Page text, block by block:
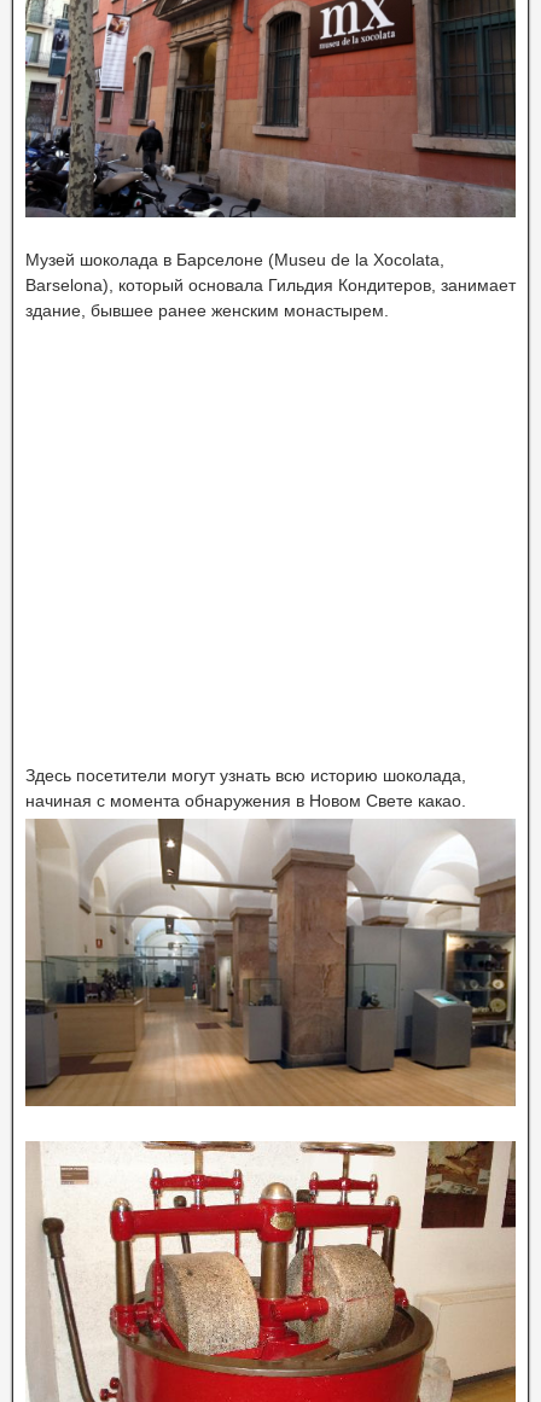
Музей шоколада в Барселоне (Museu de la Xocolata,
Barselona), который основала Гильдия Кондитеров, занимает
здание, бывшее ранее женским монастырем.
Здесь посетители могут узнать всю историю шоколада,
начиная с момента обнаружения в Новом Свете какао.